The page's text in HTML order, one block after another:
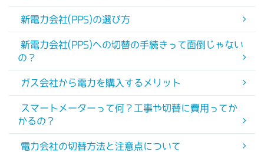
新電力会社(PPS)の選び方
新電力会社(PPS)への切替の手続きって面倒じゃない
の？
ガス会社から電力を購入するメリット
スマートメーターって何？工事や切替に費用ってか
かるの？
電力会社の切替方法と注意点について